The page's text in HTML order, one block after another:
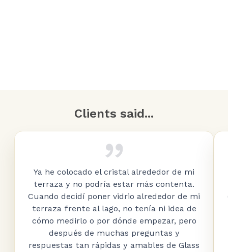
Clients said...
Ya he colocado el cristal alrededor de mi
terraza y no podría estar más contenta.
Cuando decidí poner vidrio alrededor de mi
terraza frente al lago, no tenía ni idea de
cómo medirlo o por dónde empezar, pero
después de muchas preguntas y
respuestas tan rápidas y amables de Glass